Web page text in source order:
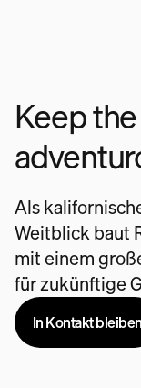
Keep
Als
Weitblick baut
mit einem
für zukünftige
In Kontakt bleiben